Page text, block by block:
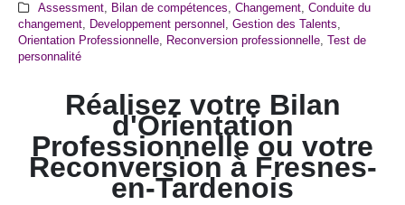
Assessment, Bilan de compétences Changement, Conduite du
changement
Developpement personnel Gestion des Talents
Orientation Professionnelle
Reconversion professionnelle Test de
personnalité
Réalisez votre Bilan
d'Orientation
Professionnelle ou votre
Reconversion à Fresnes-
en-Tardenois